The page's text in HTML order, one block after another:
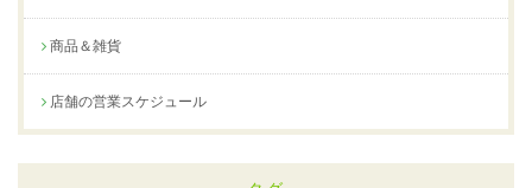
商品＆雑貨
店舗の営業スケジュール